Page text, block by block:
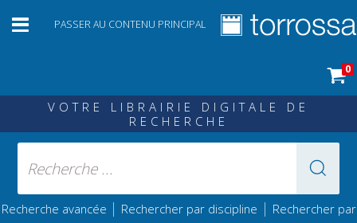
PASSER AU CONTENU PRINCIPAL
0
VOTRE LIBRAIRIE DIGITALE DE
RECHERCHE
Recherche avancée | Rechercher par discipline | Rechercher par